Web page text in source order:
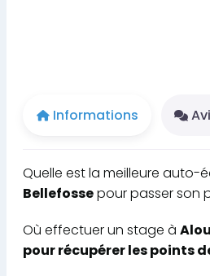
Informations
Quelle est la meilleure auto-
Bellefossepour passer son
Où effectuer un stage à
pour récupérer les points